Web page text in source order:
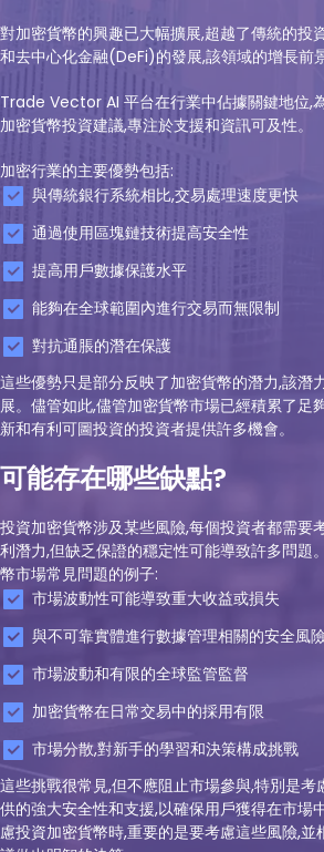
對加密貨幣的興趣已大幅擴展,超越了傳統的投
和去中心化金融(DeFi)的發展,該領域的增長前
Trade Vector AI 平台在行業中佔據關鍵地位,
加密貨幣投資建議,專注於支援和資訊可及性。
加密行業的主要優勢包括:
與傳統銀行系統相比,交易處理速度更快
通過使用區塊鏈技術提高安全性
提高用戶數據保護水平
能夠在全球範圍內進行交易而無限制
對抗通脹的潛在保護
這些優勢只是部分反映了加密貨幣的潛力,該潛
展。儘管如此,儘管加密貨幣市場已經積累了足
新和有利可圖投資的投資者提供許多機會。
可能存在哪些缺點?
投資加密貨幣涉及某些風險,每個投資者都需要
利潛力,但缺乏保證的穩定性可能導致許多問題
幣市場常見問題的例子:
市場波動性可能導致重大收益或損失
與不可靠實體進行數據管理相關的安全風
市場波動和有限的全球監管監督
加密貨幣在日常交易中的採用有限
市場分散,對新手的學習和決策構成挑戰
這些挑戰很常見,但不應阻止市場參與,特別是
供的強大安全性和支援,以確保用戶獲得在市場
慮投資加密貨幣時,重要的是要考慮這些風險,